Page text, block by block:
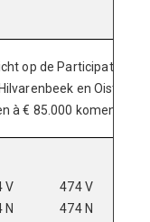
op de Participatiewet
en
à € 85.000 komen
V
N
474 V
474 N